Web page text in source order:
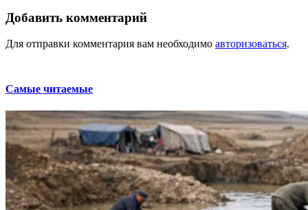
Добавить комментарий
Для отправки комментария вам необходимо авторизоваться.
Самые читаемые